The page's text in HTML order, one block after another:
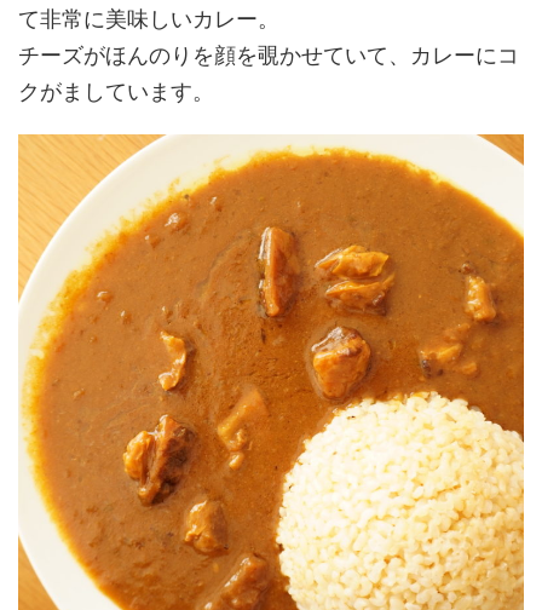
て非常に美味しいカレー。
チーズがほんのりを顔を覗かせていて、カレーにコ
クがましています。